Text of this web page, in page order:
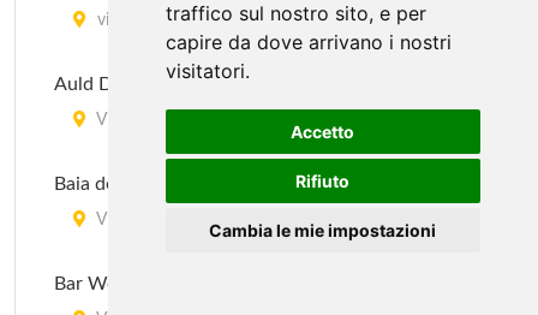
traffico sul nostro sito, e per
capire da dove arrivano i nostri
visitatori.
Accetto
Rifiuto
Cambia le mie impostazioni
Café du Midi
Via Porta Nova 4, Bologna
Capri
Via Lidice 2, Bologna
Ciclope
via Dagnini 1, Bologna
Auld Dubliner
Via Fratelli Cairoli 2/c, Bologna
Baia dei Pirati
Via Nosadella 37, Bologna
Bar Wolf